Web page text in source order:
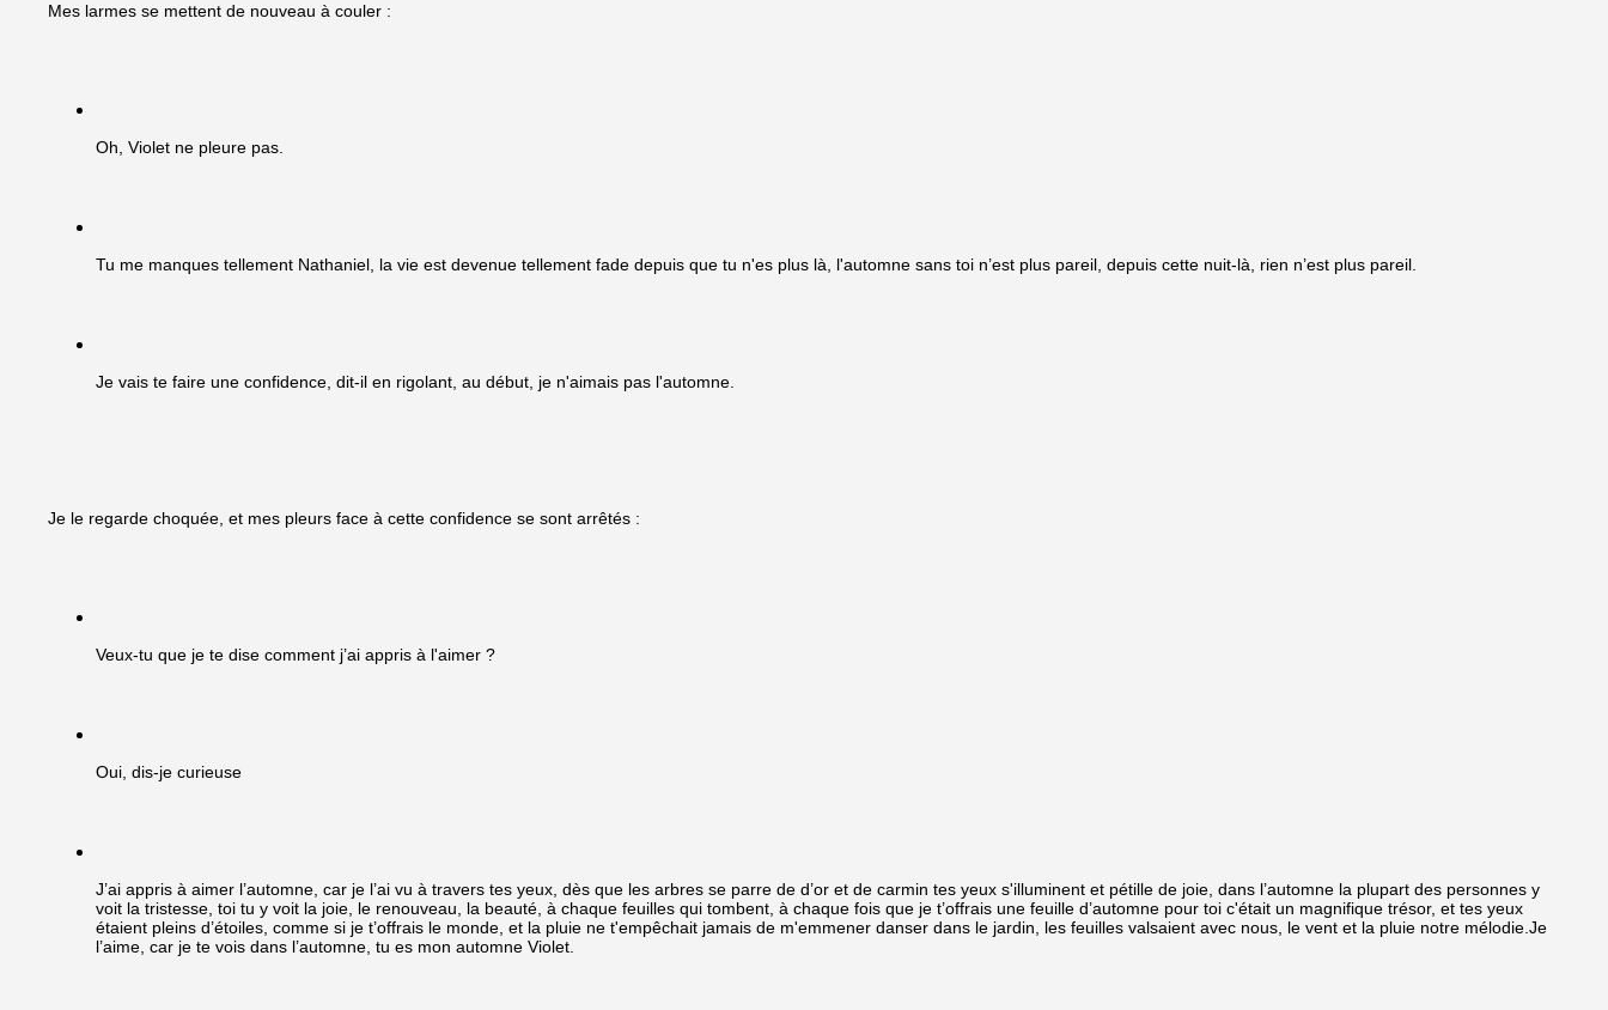
Mes larmes se mettent de nouveau à couler :
Oh, Violet ne pleure pas.
Tu me manques tellement Nathaniel, la vie est devenue tellement fade depuis que tu n'es plus là, l'automne sans toi n’est plus pareil, depuis cette nuit-là, rien n’est plus pareil.
Je vais te faire une confidence, dit-il en rigolant, au début, je n'aimais pas l'automne.
Je le regarde choquée, et mes pleurs face à cette confidence se sont arrêtés :
Veux-tu que je te dise comment j’ai appris à l'aimer ?
Oui, dis-je curieuse
J’ai appris à aimer l’automne, car je l’ai vu à travers tes yeux, dès que les arbres se parre de d’or et de carmin tes yeux s'illuminent et pétille de joie, dans l’automne la plupart des personnes y
voit la tristesse, toi tu y voit la joie, le renouveau, la beauté, à chaque feuilles qui tombent, à chaque fois que je t’offrais une feuille d’automne pour toi c'était un magnifique trésor, et tes yeux
étaient pleins d’étoiles, comme si je t’offrais le monde, et la pluie ne t'empêchait jamais de m'emmener danser dans le jardin, les feuilles valsaient avec nous, le vent et la pluie notre mélodie.Je
l’aime, car je te vois dans l’automne, tu es mon automne Violet.